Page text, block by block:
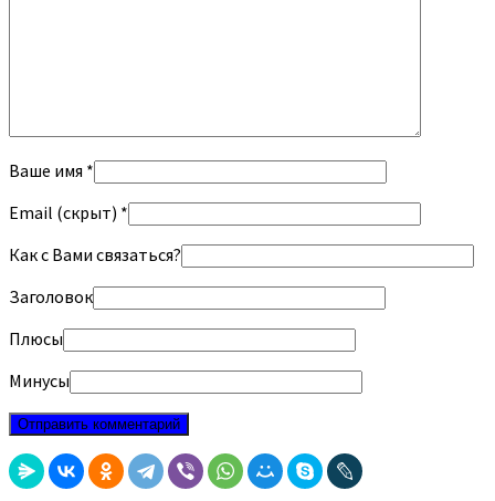
Ваше имя *
Email (скрыт) *
Как с Вами связаться?
Заголовок
Плюсы
Минусы